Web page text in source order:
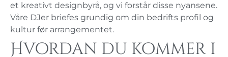
et kreativt designbyrå, og vi forstår disse nyansene.
Våre DJer briefes grundig om din bedrifts profil og
kultur før arrangementet.
Hvordan du kommer i